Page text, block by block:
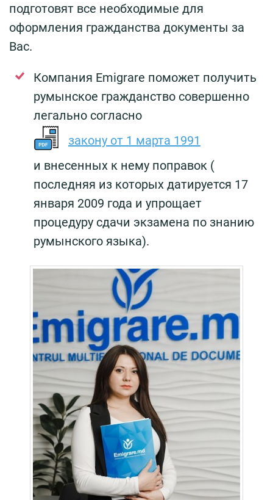
подготовят все необходимые для
оформления гражданства документы за
Вас.
Компания Emigrare поможет получить
румынское гражданство совершенно
легально согласно
закону от 1 марта 1991
и внесенных к нему поправок (
последняя из которых датируется 17
января 2009 года и упрощает
процедуру сдачи экзамена по знанию
румынского языка).